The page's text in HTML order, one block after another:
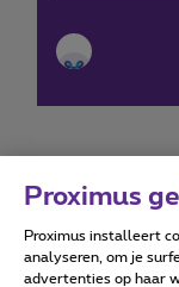
Proximus
Proximus installeert
analyseren, om je
advertenties op haar